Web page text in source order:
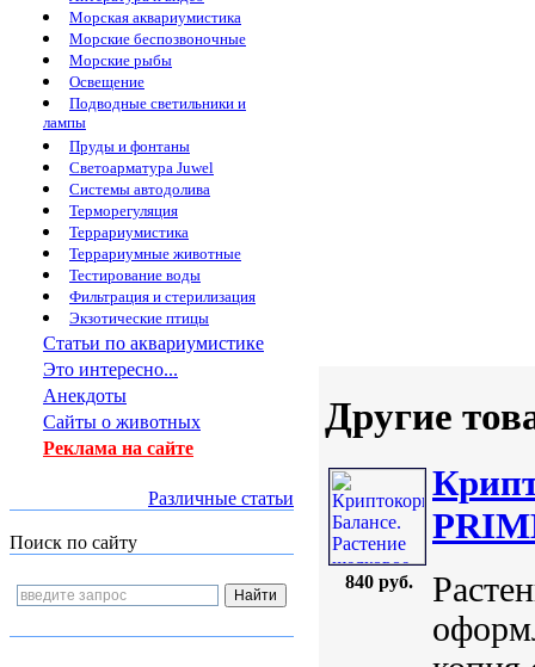
Морская аквариумистика
Морские беспозвоночные
Морские рыбы
Освещение
Подводные светильники и
лампы
Пруды и фонтаны
Светоарматура Juwel
Системы автодолива
Терморегуляция
Террариумистика
Террариумные животные
Тестирование воды
Фильтрация и стерилизация
Экзотические птицы
Статьи по аквариумистике
Это интересно...
Анекдоты
Сайты о животных
Реклама на сайте
Различные статьи
Поиск по сайту
Другие
840 руб.